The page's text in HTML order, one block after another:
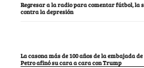
Regresar a la radio para comentar fútbol, la
contra la depresión
La casona más de 100 años de la embajada
Petro afinó su cara a cara con Trump